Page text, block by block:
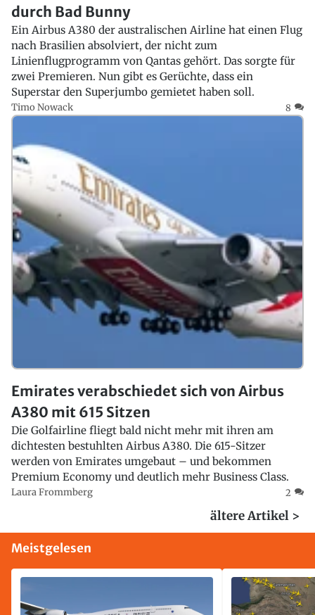
durch Bad Bunny
Ein Airbus A380 der australischen Airline hat einen Flug
nach Brasilien absolviert, der nicht zum
Linienflugprogramm von Qantas gehört. Das sorgte für
zwei Premieren. Nun gibt es Gerüchte, dass ein
Superstar den Superjumbo gemietet haben soll.
Timo Nowack 8
Emirates verabschiedet sich von Airbus
A380 mit 615 Sitzen
Die Golfairline fliegt bald nicht mehr mit ihren am
dichtesten bestuhlten Airbus A380. Die 615-Sitzer
werden von Emirates umgebaut – und bekommen
Premium Economy und deutlich mehr Business Class.
Laura Frommberg 2
ältere Artikel >
Meistgelesen